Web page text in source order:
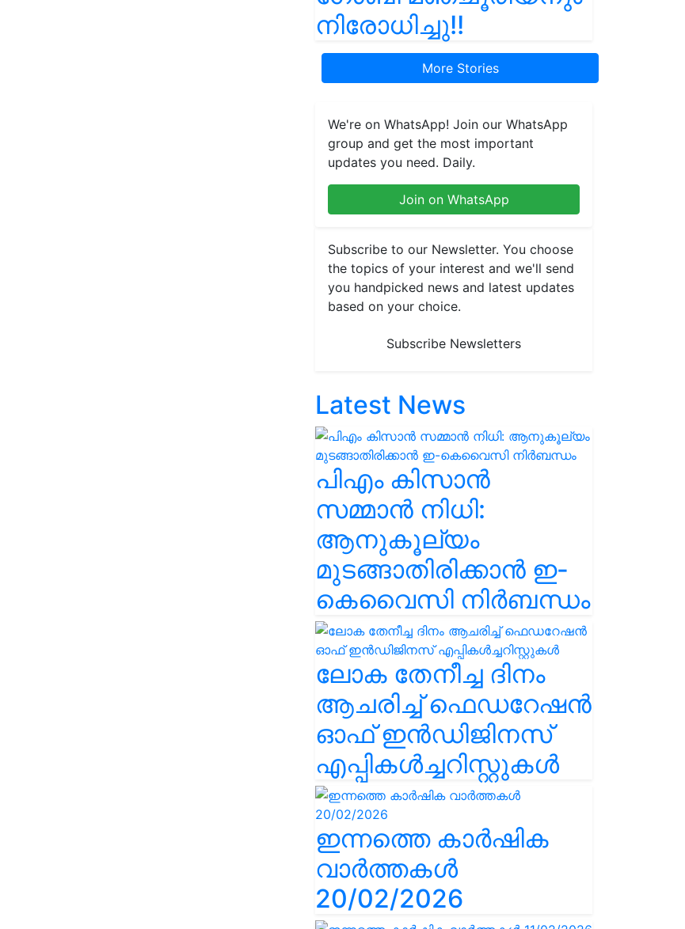
നിരോധിച്ചു!!
More Stories
We're on WhatsApp! Join our WhatsApp
group and get the most important
updates you need. Daily.
Join on WhatsApp
Subscribe to our Newsletter. You choose
the topics of your interest and we'll send
you handpicked news and latest updates
based on your choice.
Subscribe Newsletters
Latest News
പിഎം കിസാൻ
സമ്മാൻ നിധി:
ആനുകൂല്യം
മുടങ്ങാതിരിക്കാൻ ഇ-
കെവൈസി നിർബന്ധം
ലോക തേനീച്ച ദിനം
ആചരിച്ച് ഫെഡറേഷൻ
ഓഫ് ഇൻഡിജിനസ്
എപ്പികൾച്ചറിസ്റ്റുകൾ
ഇന്നത്തെ കാർഷിക
വാർത്തകൾ
20/02/2026